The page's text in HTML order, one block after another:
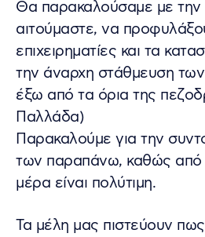
Θα παρακαλούσαμε με
αιτούμαστε, να
επιχειρηματίες και τα
την άναρχη στάθμευση των
έξω από τα όρια της
Παλλάδα)
Παρακαλούμε για την
των παραπάνω, καθώς από
μέρα είναι πολύτιμη.
Τα μέλη μας πιστεύουν